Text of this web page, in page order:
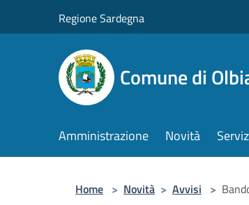
Regione Sardegna
Comune di
Amministrazione Novità
Home > Novità > Avvisi >